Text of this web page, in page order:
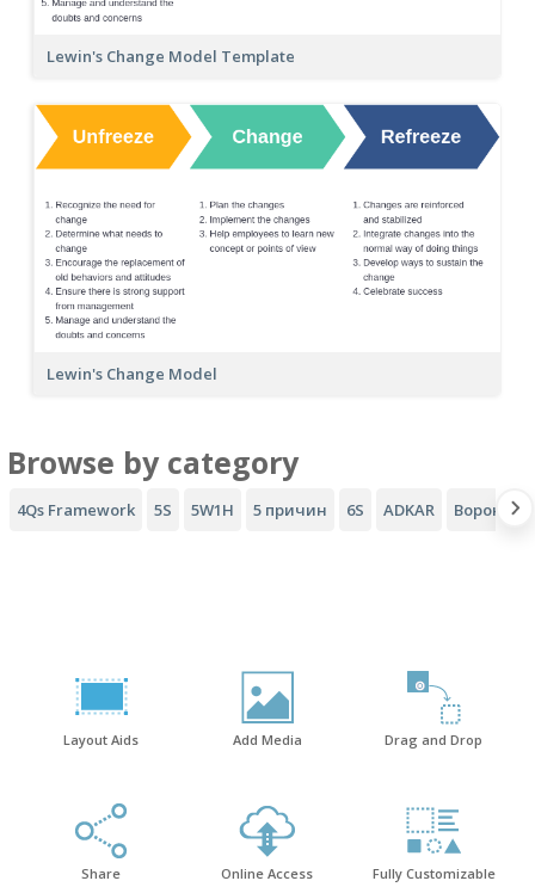
Lewin's Change Model Template
Lewin's Change Model
Browse by category
4Qs Framework 5S 5W1H 5 причин 6S ADKAR Воронка
Layout Aids Add Media Drag and Drop
Share Online Access Fully Customizable